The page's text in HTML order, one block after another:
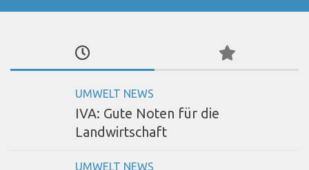
UMWELT NEWS
IVA: Gute Noten für die
Landwirtschaft
UMWELT NEWS